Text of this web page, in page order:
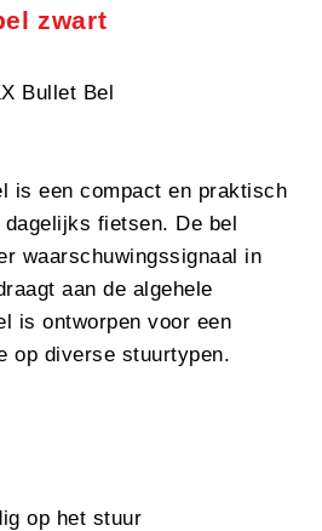
zwart
Bullet Bel
is een compact en praktisch
fietsen. De bel
waarschuwingssignaal in
aan de algehele
is ontworpen voor een
op diverse stuurtypen.
op het stuur